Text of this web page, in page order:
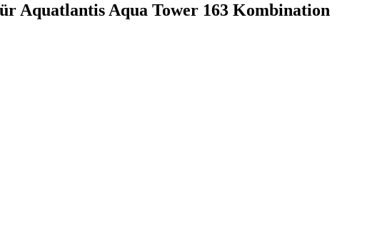
Aquatlantis Aqua Tower 163 Kombination